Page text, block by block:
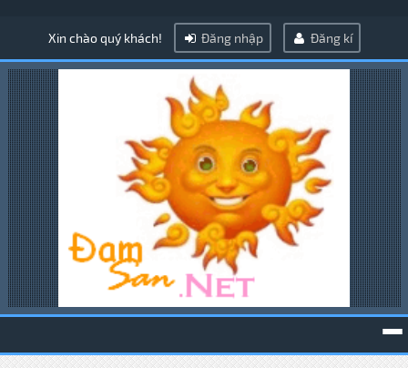
Xin chào quý khách! Đăng nhập Đăng kí